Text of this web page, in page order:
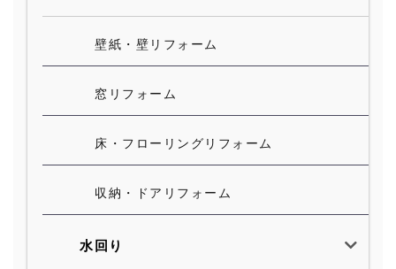
壁紙・壁リフォーム
窓リフォーム
床・フローリングリフォーム
収納・ドアリフォーム
水回り